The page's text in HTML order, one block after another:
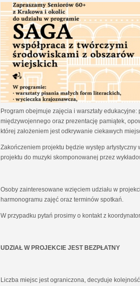
Program obejmuje zajęcia i warsztaty
międzywojennego oraz prezentację pamiątek,
której założeniem jest odkrywanie ciekawych
Zakończeniem projektu będzie występ
projektu do muzyki skomponowanej przez
Osoby zainteresowane wzięciem udziału w
harmonogramu zajęć oraz terminów spotkań.
W przypadku pytań prosimy o kontakt z
UDZIAŁ W PROJEKCIE JEST BEZPŁATNY
Liczba miejsc jest ograniczona, decyduje kolejność